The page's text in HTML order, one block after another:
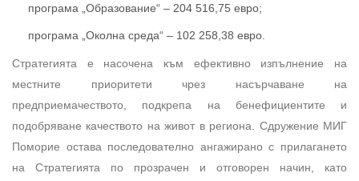
програма „Образование“ – 204 516,75 евро;
програма „Околна среда“ – 102 258,38 евро.
Стратегията е насочена към ефективно изпълнение на
местните приоритети чрез насърчаване на
предприемачеството, подкрепа на бенефициентите и
подобряване качеството на живот в региона. Сдружение МИГ
Поморие остава последователно ангажирано с прилагането
на Стратегията по прозрачен и отговорен начин, като